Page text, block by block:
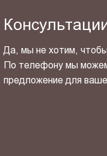
Да, мы не хотим,
По телефону мы
предложение для
ОТПРАВИТЬ